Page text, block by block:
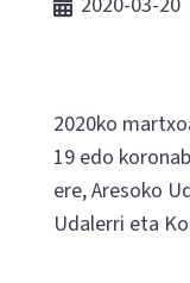
2020ko
19 edo
ere, Aresoko
Udalerri eta